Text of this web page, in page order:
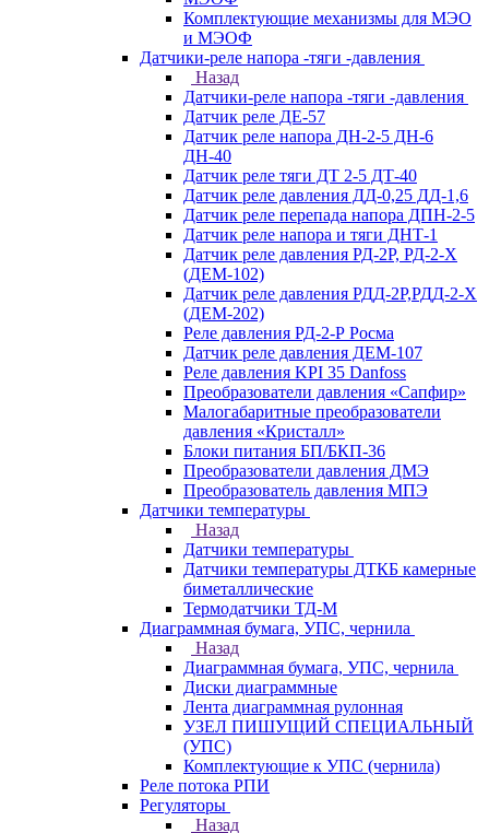
Комплектующие механизмы для МЭО
и МЭОФ
Датчики-реле напора -тяги -давления
Назад
Датчики-реле напора -тяги -давления
Датчик реле ДЕ-57
Датчик реле напора ДН-2-5 ДН-6
ДН-40
Датчик реле тяги ДТ 2-5 ДТ-40
Датчик реле давления ДД-0,25 ДД-1,6
Датчик реле перепада напора ДПН-2-5
Датчик реле напора и тяги ДНТ-1
Датчик реле давления РД-2Р, РД-2-Х
(ДЕМ-102)
Датчик реле давления РДД-2Р,РДД-2-Х
(ДЕМ-202)
Реле давления РД-2-Р Росма
Датчик реле давления ДЕМ-107
Реле давления KPI 35 Danfoss
Преобразователи давления «Сапфир»
Малогабаритные преобразователи
давления «Кристалл»
Блоки питания БП/БКП-36
Преобразователи давления ДМЭ
Преобразователь давления МПЭ
Датчики температуры
Назад
Датчики температуры
Датчики температуры ДТКБ камерные
биметаллические
Термодатчики ТД-М
Диаграммная бумага, УПС, чернила
Назад
Диаграммная бумага, УПС, чернила
Диски диаграммные
Лента диаграммная рулонная
УЗЕЛ ПИШУЩИЙ СПЕЦИАЛЬНЫЙ
(УПС)
Комплектующие к УПС (чернила)
Реле потока РПИ
Регуляторы
Назад